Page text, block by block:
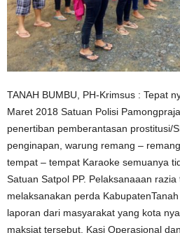
TANAH BUMBU, PH-Krimsus : Tepat
Maret 2018 Satuan Polisi
penertiban pemberantasan prostitusi/
penginapan, warung remang –
tempat – tempat Karaoke semuanya
Satuan Satpol PP. Pelaksanaaan
melaksanakan perda
laporan dari masyarakat yang kota
maksiat tersebut. Kasi Operasional